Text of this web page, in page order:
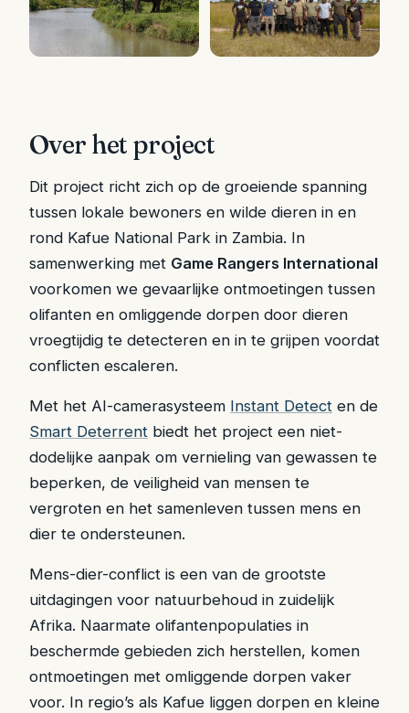
Over het project
Dit project richt zich op de groeiende spanning
tussen lokale bewoners en wilde dieren in en
rond Kafue National Park in Zambia. In
samenwerking met Game Rangers International
voorkomen we gevaarlijke ontmoetingen tussen
olifanten en omliggende dorpen door dieren
vroegtijdig te detecteren en in te grijpen voordat
conflicten escaleren.
Met het AI-camerasysteem Instant Detect en de
Smart Deterrent biedt het project een niet-
dodelijke aanpak om vernieling van gewassen te
beperken, de veiligheid van mensen te
vergroten en het samenleven tussen mens en
dier te ondersteunen.
Mens-dier-conflict is een van de grootste
uitdagingen voor natuurbehoud in zuidelijk
Afrika. Naarmate olifantenpopulaties in
beschermde gebieden zich herstellen, komen
ontmoetingen met omliggende dorpen vaker
voor. In regio’s als Kafue liggen dorpen en kleine